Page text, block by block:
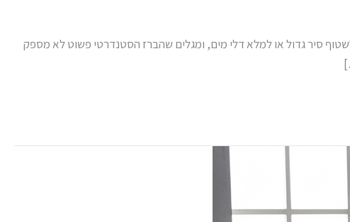
סיר גדול או למלא דלי מים, ומגלים שהברז הסטנדרטי פשוט לא מספק